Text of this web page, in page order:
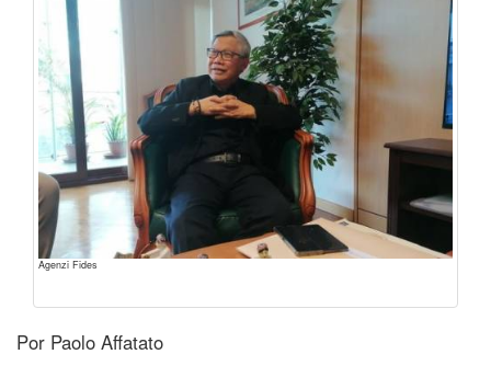
Agenzi Fides
Por Paolo Affatato